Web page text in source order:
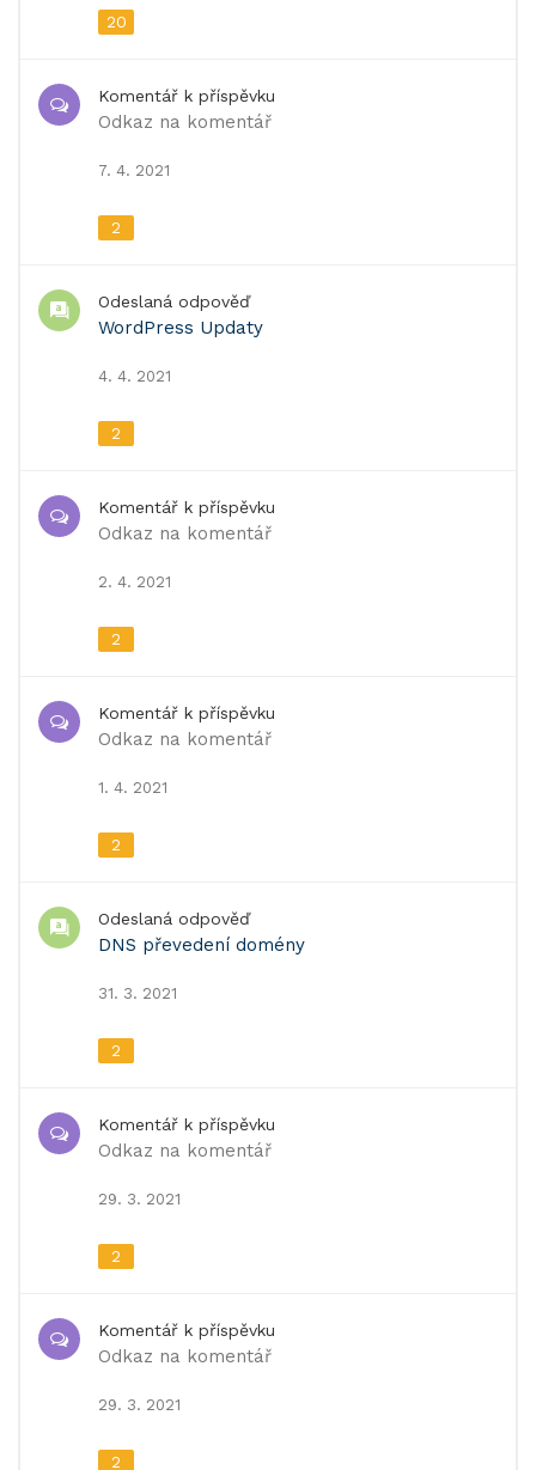
20
Komentář k příspěvku
Odkaz na komentář
7. 4. 2021
2
Odeslaná odpověď
WordPress Updaty
4. 4. 2021
2
Komentář k příspěvku
Odkaz na komentář
2. 4. 2021
2
Komentář k příspěvku
Odkaz na komentář
1. 4. 2021
2
Odeslaná odpověď
DNS převedení domény
31. 3. 2021
2
Komentář k příspěvku
Odkaz na komentář
29. 3. 2021
2
Komentář k příspěvku
Odkaz na komentář
29. 3. 2021
2